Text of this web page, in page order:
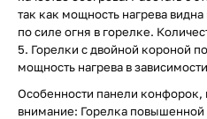
так как мощность нагрева
по силе огня в горелке.
5. Горелки с двойной короной
мощность нагрева в
Особенности панели конфорок,
внимание: Горелка